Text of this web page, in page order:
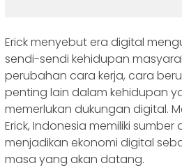
Erick menyebut era digital
sendi-sendi kehidupan
perubahan cara kerja, cara
penting lain dalam kehidupan
memerlukan dukungan digital.
Erick, Indonesia memiliki
menjadikan ekonomi digital
masa yang akan datang.